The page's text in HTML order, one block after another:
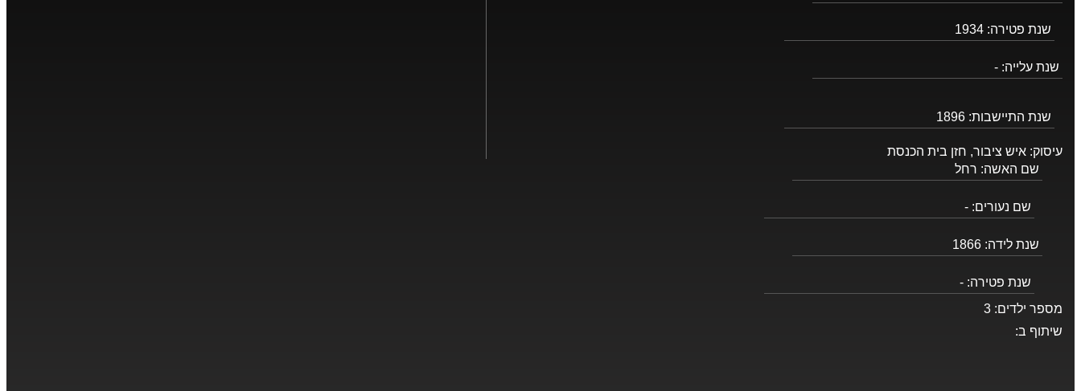
שנת פטירה: 1934
שנת עלייה: -
שנת התיישבות: 1896
עיסוק: איש ציבור, חזן בית הכנסת
שם האשה: רחל
שם נעורים: -
שנת לידה: 1866
שנת פטירה: -
מספר ילדים: 3
שיתוף ב: